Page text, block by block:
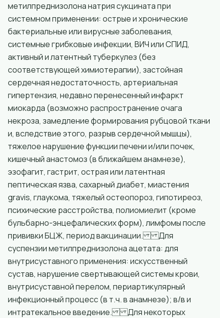
метилпреднизолона натрия сукцината при
системном применении: острые и хронические
бактериальные или вирусные заболевания,
системные грибковые инфекции, ВИЧ или СПИД,
активный и латентный туберкулез (без
соответствующей химиотерапии), застойная
сердечная недостаточность, артериальная
гипертензия, недавно перенесенный инфаркт
миокарда (возможно распространение очага
некроза, замедление формирования рубцовой ткани
и, вследствие этого, разрыв сердечной мышцы),
тяжелое нарушение функции печени и/или почек,
кишечный анастомоз (в ближайшем анамнезе),
эзофагит, гастрит, острая или латентная
пептическая язва, сахарный диабет, миастения
gravis, глаукома, тяжелый остеопороз, гипотиреоз,
психические расстройства, полиомиелит (кроме
бульбарно-энцефалических форм), лимфомы после
прививки БЦЖ, период вакцинации. Для
суспензии метилпреднизолона ацетата: для
внутрисуставного применения: искусственный
сустав, нарушение свертывающей системы крови,
внутрисуставной перелом, периартикулярный
инфекционный процесс (в т.ч. в анамнезе); в/в и
интратекальное введение. Для некоторых